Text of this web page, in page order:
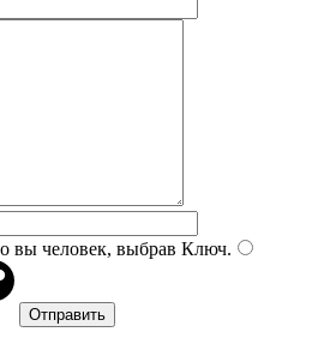
вы человек, выбрав Ключ.